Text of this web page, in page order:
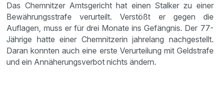
Das Chemnitzer Amtsgericht hat einen Stalker zu einer
Bewährungsstrafe verurteilt. Verstößt er gegen die
Auflagen, muss er für drei Monate ins Gefängnis. Der 77-
Jährige hatte einer Chemnitzerin jahrelang nachgestellt.
Daran konnten auch eine erste Verurteilung mit Geldstrafe
und ein Annäherungsverbot nichts ändern.